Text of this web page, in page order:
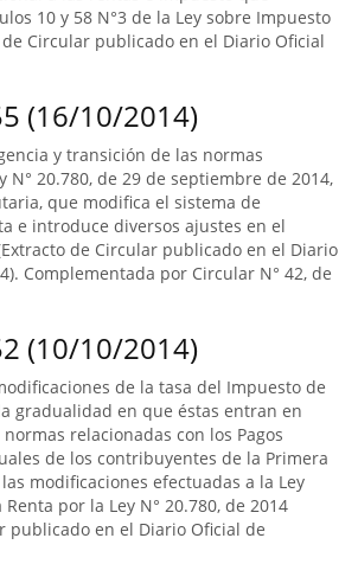
10 y 58 N°3 de la Ley sobre Impuesto
Circular publicado en el Diario Oficial
(16/10/2014)
y transición de las normas
N° 20.780, de 29 de septiembre de 2014,
que modifica el sistema de
e introduce diversos ajustes en el
de Circular publicado en el Diario
Complementada por Circular N° 42, de
(10/10/2014)
de la tasa del Impuesto de
gradualidad en que éstas entran en
relacionadas con los Pagos
de los contribuyentes de la Primera
modificaciones efectuadas a la Ley
por la Ley N° 20.780, de 2014
publicado en el Diario Oficial de